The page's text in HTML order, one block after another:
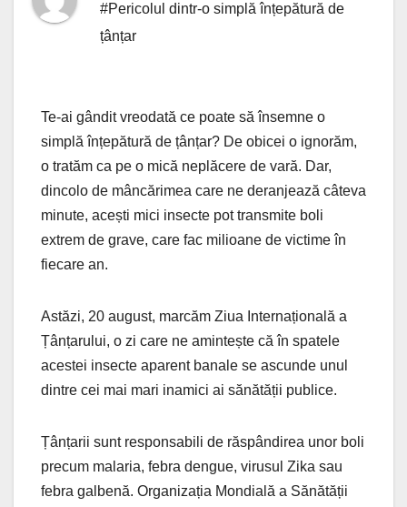
#Pericolul dintr-o simplă înțepătură de
țânțar
Te-ai gândit vreodată ce poate să însemne o
simplă înțepătură de țânțar? De obicei o ignorăm,
o tratăm ca pe o mică neplăcere de vară. Dar,
dincolo de mâncărimea care ne deranjează câteva
minute, acești mici insecte pot transmite boli
extrem de grave, care fac milioane de victime în
fiecare an.
Astăzi, 20 august, marcăm Ziua Internațională a
Țânțarului, o zi care ne amintește că în spatele
acestei insecte aparent banale se ascunde unul
dintre cei mai mari inamici ai sănătății publice.
Țânțarii sunt responsabili de răspândirea unor boli
precum malaria, febra dengue, virusul Zika sau
febra galbenă. Organizația Mondială a Sănătății